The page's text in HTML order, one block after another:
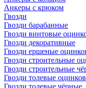
Анкеры с крюком
Гвозди
Гвозди барабанные
Гвозди винтовые
Гвозди декоративные
Гвозди ершеные
Гвозди строительные
Гвозди строительные
Гвозди толевые
Гвозди толевые чёрные